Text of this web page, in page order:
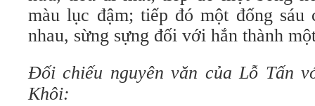
màu lục đậm; tiếp đó một đống sáu
nhau, sừng sựng đối với hắn thành
Đối chiếu nguyên văn của Lỗ Tấn
Khôi: